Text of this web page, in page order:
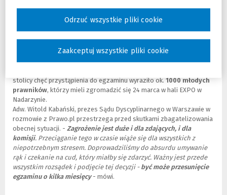
Egzamin zawodowy zbyt ryzykowny
Prawnicze egzaminy zawodowe niezmiennie cieszą się dużym
zainteresowaniem. Co roku przystępują do niego nie tylko aplikanci,
ale również doktorzy prawa i inni prawnicy posiadający odpowiednie
doświadczenie zawodowe. Z uwagi na zagrożenie koronawirusem
stolicy chęć przystąpienia do egzaminu wyraziło ok. 1000 młodych
prawników, którzy mieli zgromadzić się 24 marca w hali EXPO w
Nadarzynie.
Adw. Witold Kabański, prezes Sądu Dyscyplinarnego w Warszawie w
rozmowie z Prawo.pl przestrzega przed skutkami zbagatelizowania
obecnej sytuacji. - Zagrożenie jest duże i dla zdających, i dla
komisji. Przeciąganie tego w czasie wiąże się dla wszystkich z
niepotrzebnym stresem. Doprowadziliśmy do absurdu umywanie
rąk i czekanie na cud, który miałby się zdarzyć. Ważny jest przede
wszystkim rozsądek i podjęcie tej decyzji - być może przesunięcie
egzaminu o kilka miesięcy - mówi.
Odrzuć wszystkie pliki cookie
Zaakceptuj wszystkie pliki cookie